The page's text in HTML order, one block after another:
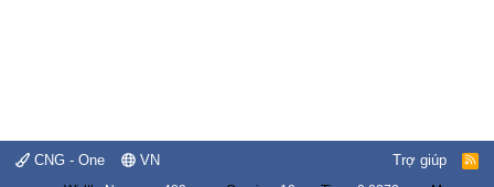
CNG - One VN Trợ giúp
R